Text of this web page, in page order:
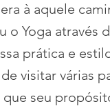
à aquele
o Yoga através
prática e
visitar várias
seu